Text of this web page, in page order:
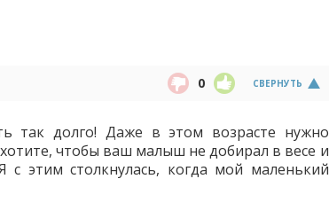
СВЕРНУТЬ
0
так долго! Даже в этом возрасте нужно
чтобы ваш малыш не добирал в весе и
этим столкнулась, когда мой маленький